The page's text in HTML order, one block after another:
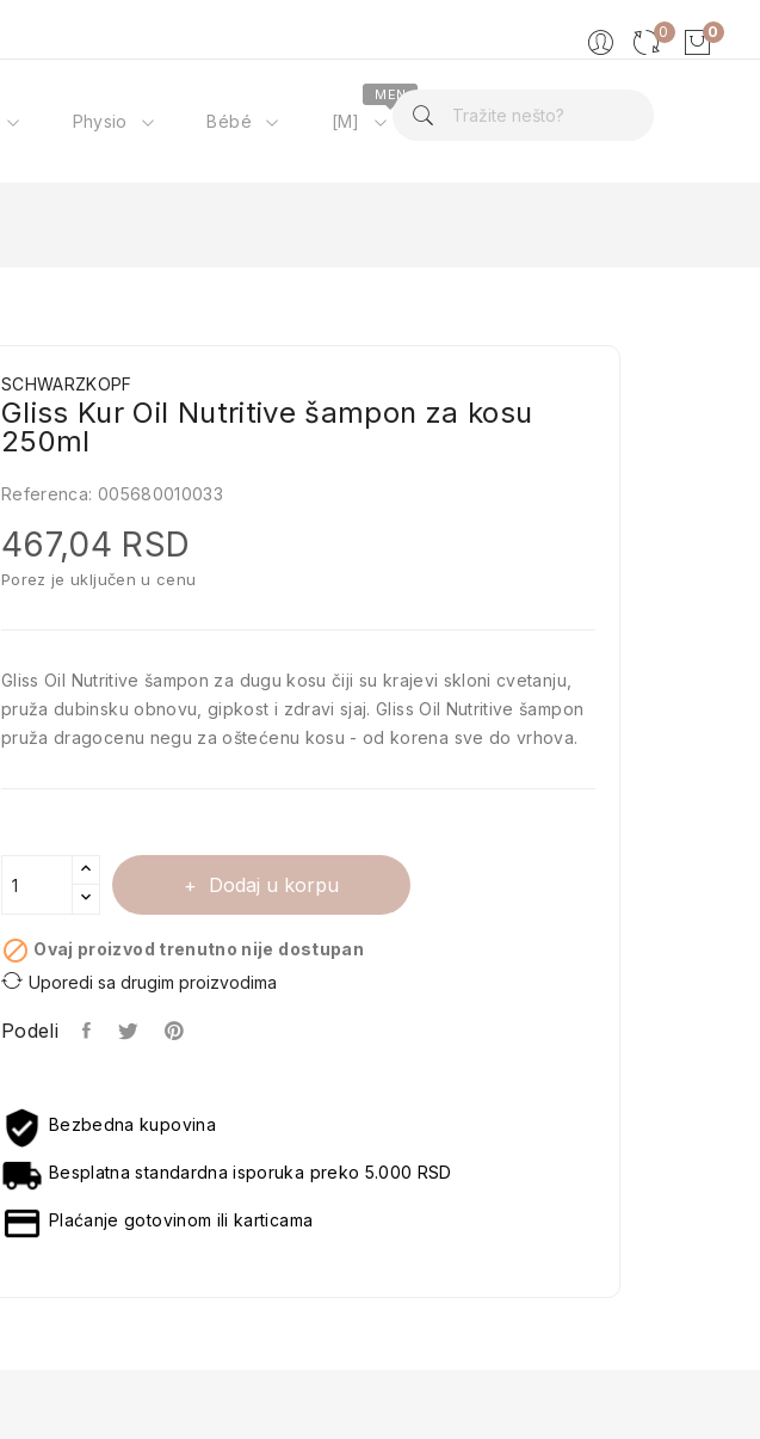
0
0
Physio Bébé [M]
MEN
O nama
SCHWARZKOPF
Gliss Kur Oil Nutritive šampon za kosu
250ml
Referenca: 005680010033
467,04 RSD
Porez je uključen u cenu
Gliss Oil Nutritive šampon za dugu kosu čiji su krajevi skloni cvetanju,
pruža dubinsku obnovu, gipkost i zdravi sjaj. Gliss Oil Nutritive šampon
pruža dragocenu negu za oštećenu kosu - od korena sve do vrhova.
Dodaj u korpu
 Ovaj proizvod trenutno nije dostupan
Uporedi sa drugim proizvodima
Podeli
Bezbedna kupovina
Besplatna standardna isporuka preko 5.000 RSD
Plaćanje gotovinom ili karticama